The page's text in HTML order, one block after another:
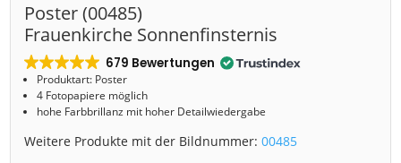
Poster (00485)
Frauenkirche Sonnenfinsternis
679 Bewertungen
Produktart: Poster
4 Fotopapiere möglich
hohe Farbbrillanz mit hoher Detailwiedergabe
Weitere Produkte mit der Bildnummer:00485